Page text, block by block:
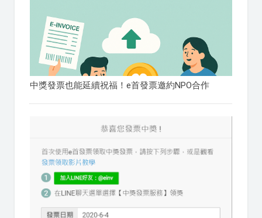
中獎發票也能延續祝福！e首發票邀約NPO合作